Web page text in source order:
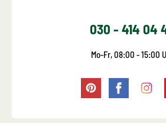
030 - 414 04
Mo-Fr, 08:00 - 15:00